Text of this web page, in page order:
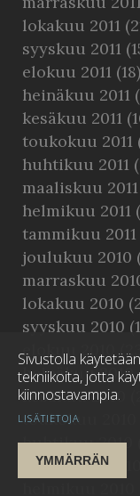
lokakuu 2011
syyskuu 2011
elokuu 2011 (18)
heinäkuu 2011
kesäkuu 2011
toukokuu 2011
huhtikuu 2011
maaliskuu 2011
helmikuu 2011
tammikuu 2011
joulukuu 2010
marraskuu
lokakuu 2010
syyskuu 2010
elokuu 2010 (23)
heinäkuu 2010
kesäkuu 2010
toukokuu 2010
huhtikuu 2010
maaliskuu 2010
LISÄTIETOJA
Sivustolla
tekniikoita, jotta
kiinnostavampia.
YMMÄRRÄN